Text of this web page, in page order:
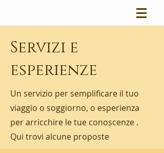
Servizi e
esperienze
Un servizio per semplificare il tuo
viaggio o soggiorno, o esperienza
per arricchire le tue conoscenze .
Qui trovi alcune proposte